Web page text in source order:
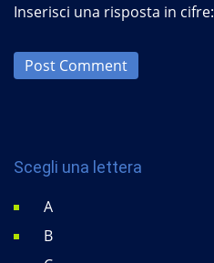
Inserisci una risposta in cifre:
Post Comment
Scegli una lettera
A
B